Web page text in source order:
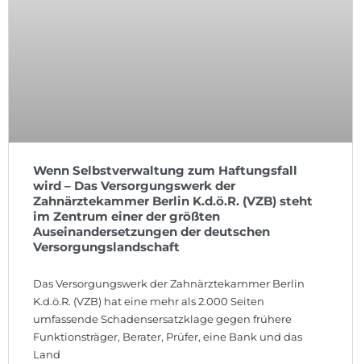
Wenn Selbstverwaltung zum Haftungsfall
wird – Das Versorgungswerk der
Zahnärztekammer Berlin K.d.ö.R. (VZB) steht
im Zentrum einer der größten
Auseinandersetzungen der deutschen
Versorgungslandschaft
Das Versorgungswerk der Zahnärztekammer Berlin
K.d.ö.R. (VZB) hat eine mehr als 2.000 Seiten
umfassende Schadensersatzklage gegen frühere
Funktionsträger, Berater, Prüfer, eine Bank und das
Land